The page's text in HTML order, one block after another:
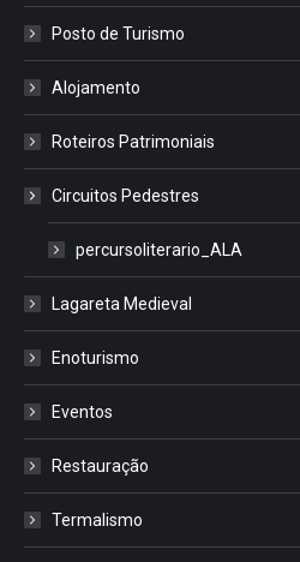
Posto de Turismo
Alojamento
Roteiros Patrimoniais
Circuitos Pedestres
percursoliterario_ALA
Lagareta Medieval
Enoturismo
Eventos
Restauração
Termalismo